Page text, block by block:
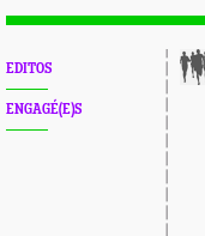
EDITOS
ENGAGÉ(E)S